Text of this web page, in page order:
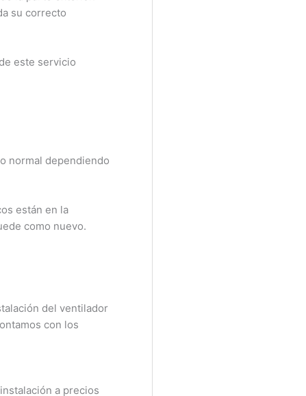
su correcto
este servicio
normal dependiendo
están en la
como nuevo.
del ventilador
con los
a precios